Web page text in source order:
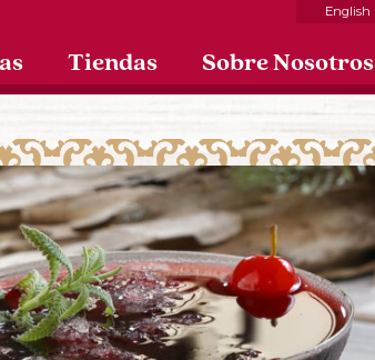
English
Tiendas Sobre Nosotros